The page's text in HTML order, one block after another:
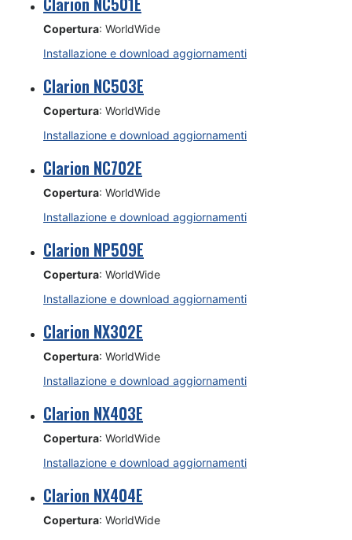
Copertura: WorldWide
Installazione e download aggiornamenti
Clarion NC503E
Copertura: WorldWide
Installazione e download aggiornamenti
Clarion NC702E
Copertura: WorldWide
Installazione e download aggiornamenti
Clarion NP509E
Copertura: WorldWide
Installazione e download aggiornamenti
Clarion NX302E
Copertura: WorldWide
Installazione e download aggiornamenti
Clarion NX403E
Copertura: WorldWide
Installazione e download aggiornamenti
Clarion NX404E
Copertura: WorldWide